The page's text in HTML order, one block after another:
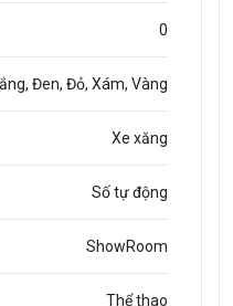
0
Đen, Đỏ, Xám, Vàng
Xe xăng
Số tự động
ShowRoom
Thể thao